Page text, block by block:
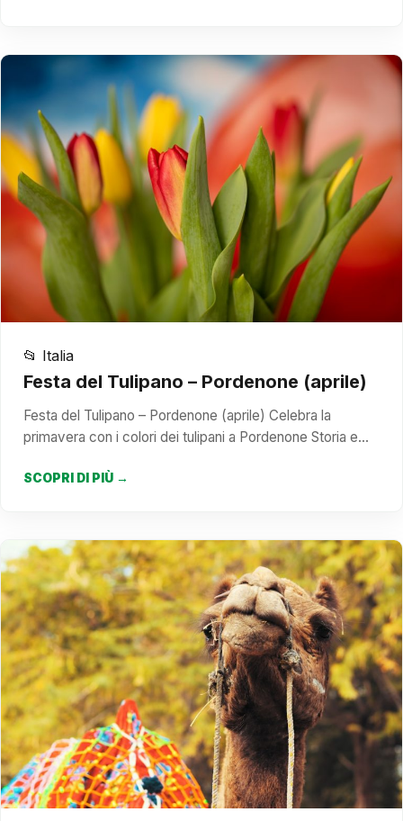
📂 Italia
Festa del Tulipano – Pordenone (aprile)
Festa del Tulipano – Pordenone (aprile) Celebra la
primavera con i colori dei tulipani a Pordenone Storia e…
SCOPRI DI PIÙ →